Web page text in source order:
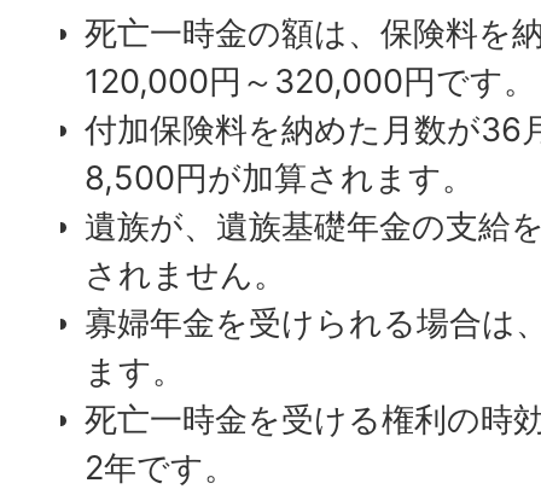
死亡一時金の額は、保険料を
120,000円～320,000円です。
付加保険料を納めた月数が36
8,500円が加算されます。
遺族が、遺族基礎年金の支給
されません。
寡婦年金を受けられる場合は
ます。
死亡一時金を受ける権利の時
2年です。